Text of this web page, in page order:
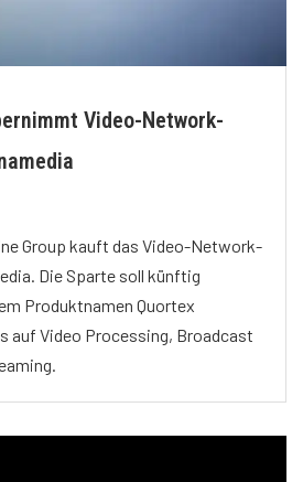
Video-Network-
Group kauft das Video-Network-
Die Sparte soll künftig
Produktnamen Quortex
auf Video Processing, Broadcast